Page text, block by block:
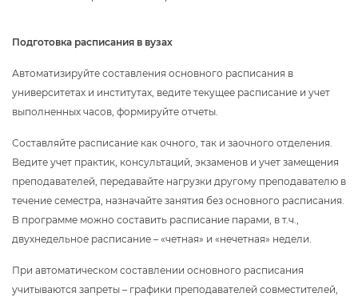
Подготовка расписания в вузах
Автоматизируйте составления основного расписания
университетах и институтах, ведите текущее расписание и учет
ыполненных часов, формируйте отчеты.
Составляйте расписание как очного, так и заочного отделения.
едите учет практик, консультаций, экзаменов и учет замещения
преподавателей, передавайте нагрузки другому преподавателю
течение семестра, назначайте занятия без основного расписания.
программе можно составить расписание парами, в т.ч.,
двухнедельное расписание – «четная» и «нечетная» недели.
При автоматическом составлении основного расписания
учитываются запреты – графики преподавателей совместителей,